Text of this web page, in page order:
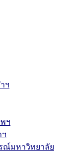
ฯ
ฯ
ณ์มหาวิทยาลัย